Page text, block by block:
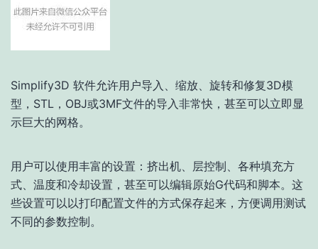
Simplify3D 软件允许用户导入、缩放、旋转和修复3D模
型，STL，OBJ或3MF文件的导入非常快，甚至可以立即显
示巨大的网格。
用户可以使用丰富的设置：挤出机、层控制、各种填充方
式、温度和冷却设置，甚至可以编辑原始G代码和脚本。这
些设置可以以打印配置文件的方式保存起来，方便调用测试
不同的参数控制。